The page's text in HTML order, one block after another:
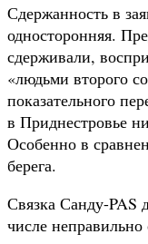
Сдержанность в
односторонняя.
сдерживали,
«людьми второго
показательного
в Приднестровье
Особенно в
берега.
Связка Санду-PAS
числе